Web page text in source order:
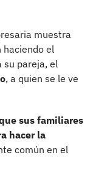
muestra
haciendo el
su pareja, el
, a quien se le ve
sus familiares
hacer la
común en el